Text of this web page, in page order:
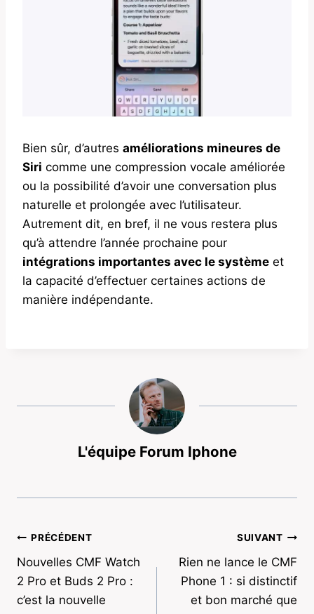
Bien sûr, d’autres améliorations mineures de
Siri comme une compression vocale améliorée
ou la possibilité d’avoir une conversation plus
naturelle et prolongée avec l’utilisateur.
Autrement dit, en bref, il ne vous restera plus
qu’à attendre l’année prochaine pour
intégrations importantes avec le système et
la capacité d’effectuer certaines actions de
manière indépendante.
L'équipe Forum Iphone
Navigation
de
l’article
PRÉCÉDENT
Nouvelles CMF Watch
2 Pro et Buds 2 Pro :
c’est la nouvelle
SUIVANT
Rien ne lance le CMF
Phone 1 : si distinctif
et bon marché que